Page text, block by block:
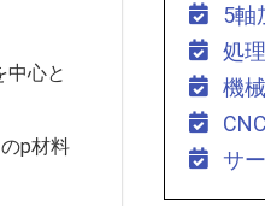
中心と
p材料
5軸
処
機
サ